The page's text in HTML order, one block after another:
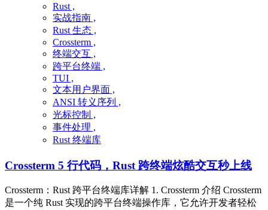
Rust ,
实战指南 ,
Rust 生态 ,
Crossterm ,
终端交互 ,
跨平台终端 ,
TUI ,
文本用户界面 ,
ANSI 转义序列 ,
光标控制 ,
事件处理 ,
Rust 终端库
Crossterm 5 行代码，Rust 跨终端炫酷交互秒上线
Crossterm：Rust 跨平台终端库详解 1. Crossterm 介绍 Crossterm
是一个纯 Rust 实现的跨平台终端操作库，它允许开发者轻松